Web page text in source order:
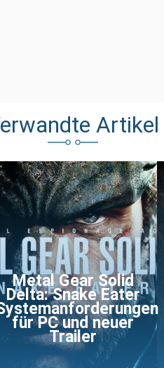
Artikel
Metal Gear Solid
Delta: Snake Eater
für PC und neuer
Trailer